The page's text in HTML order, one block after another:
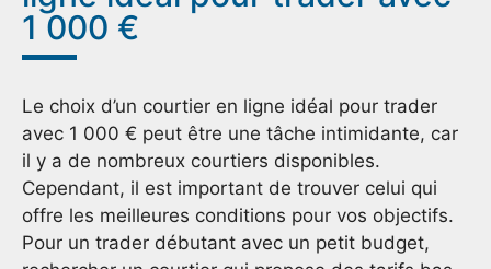
1 000 €
Le choix d’un courtier en ligne idéal pour trader
avec 1 000 € peut être une tâche intimidante, car
il y a de nombreux courtiers disponibles.
Cependant, il est important de trouver celui qui
offre les meilleures conditions pour vos objectifs.
Pour un trader débutant avec un petit budget,